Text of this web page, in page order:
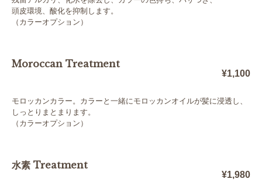
頭皮環境、酸化を抑制します。
（カラーオプション）
Moroccan Treatment
¥1,100
モロッカンカラー。カラーと一緒にモロッカンオイルが髪に浸透し、
しっとりまとまります。
（カラーオプション）
水素 Treatment
¥1,980